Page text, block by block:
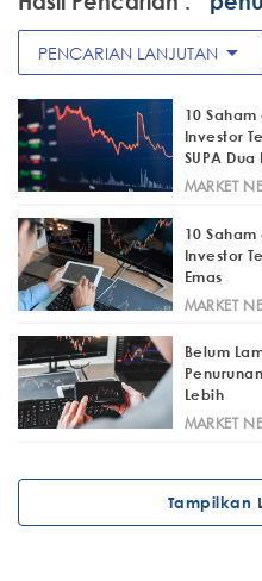
PENCARIAN LANJUTAN arrow_drop_down
10
Investor
SUPA
MARKET
10
Investor
Emas
MARKET
Belum
Lebih
MARKET
Tampilkan